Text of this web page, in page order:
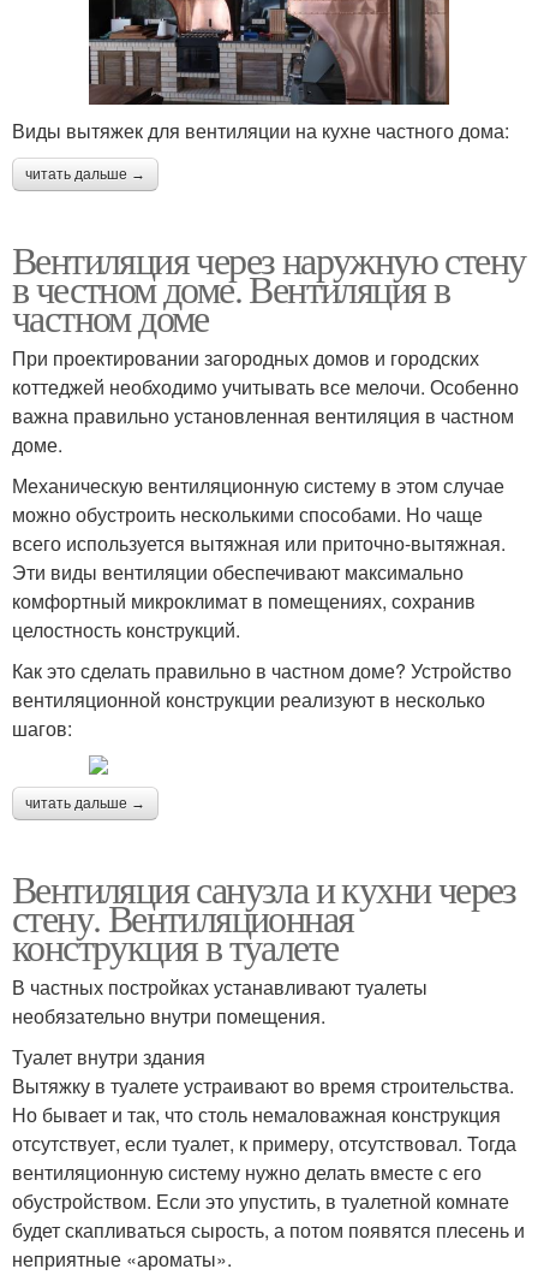
Виды вытяжек для вентиляции на кухне частного дома:
читать дальше →
Вентиляция через наружную стену
в честном доме. Вентиляция в
частном доме
При проектировании загородных домов и городских
коттеджей необходимо учитывать все мелочи. Особенно
важна правильно установленная вентиляция в частном
доме.
Механическую вентиляционную систему в этом случае
можно обустроить несколькими способами. Но чаще
всего используется вытяжная или приточно-вытяжная.
Эти виды вентиляции обеспечивают максимально
комфортный микроклимат в помещениях, сохранив
целостность конструкций.
Как это сделать правильно в частном доме? Устройство
вентиляционной конструкции реализуют в несколько
шагов:
читать дальше →
Вентиляция санузла и кухни через
стену. Вентиляционная
конструкция в туалете
В частных постройках устанавливают туалеты
необязательно внутри помещения.
Туалет внутри здания
Вытяжку в туалете устраивают во время строительства.
Но бывает и так, что столь немаловажная конструкция
отсутствует, если туалет, к примеру, отсутствовал. Тогда
вентиляционную систему нужно делать вместе с его
обустройством. Если это упустить, в туалетной комнате
будет скапливаться сырость, а потом появятся плесень и
неприятные «ароматы».